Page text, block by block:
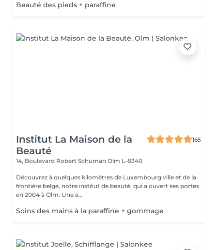
Beauté des pieds + paraffine
Institut La Maison de la
Beauté
165
14, Boulevard Robert Schuman Olm L-8340
Découvrez à quelques kilomètres de Luxembourg ville et de la
frontière belge, notre institut de beauté, qui a ouvert ses portes
en 2004 à Olm. Une a...
Soins des mains à la paraffine + gommage